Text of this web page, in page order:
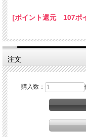
[ポイント還元 107ポ
注文
購入数：